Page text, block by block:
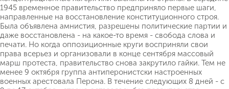
1945 временное правительство предприняло первые шаги,
направленные на восстановление конституционного строя.
Была объявлена амнистия, разрешены политические партии и
даже восстановлена - на какое-то время - свобода слова и
печати. Но когда оппозиционные круги восприняли свои
права всерьез и организовали в конце сентября массовый
марш протеста, правительство снова закрутило гайки. Тем не
менее 9 октября группа антиперонистски настроенных
военных арестовала Перона. В течение следующих 8 дней - с